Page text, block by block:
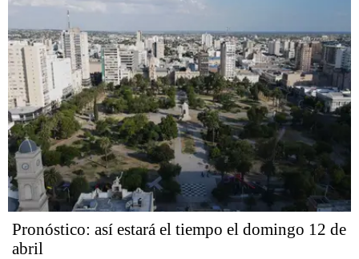
Pronóstico: así estará el tiempo el domingo 12 de
abril